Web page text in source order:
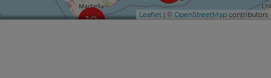
10 Leaflet | © OpenStreetMap contributors